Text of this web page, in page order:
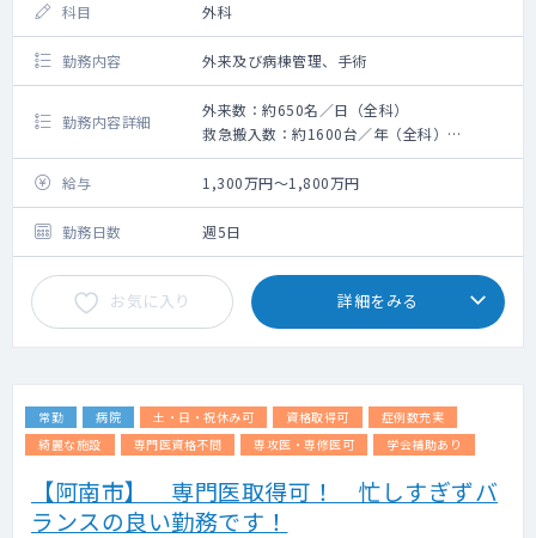
科目 外科
勤務内容 外来及び病棟管理、手術
勤務内容詳細
外来数：約650名／日（全科）
救急搬入数：約1600台／年（全科）
手術数：（確認中）
給与
1,300万円～1,800万円
勤務日数 週5日
お気に入り 詳細をみる
常勤 病院 土・日・祝休み可 資格取得可
症例数充実
綺麗な施設
専門医資格不問 専攻医・専修医可 学会補助あり
【阿南市】 専門医取得可！ 忙しすぎずバ
ランスの良い勤務です！